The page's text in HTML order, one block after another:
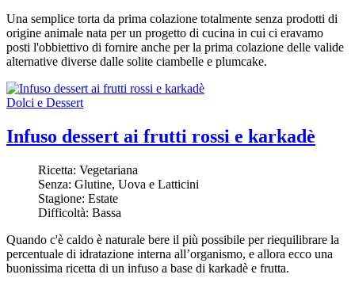
Una semplice torta da prima colazione totalmente senza prodotti di
origine animale nata per un progetto di cucina in cui ci eravamo
posti l'obbiettivo di fornire anche per la prima colazione delle valide
alternative diverse dalle solite ciambelle e plumcake.
Dolci e Dessert
Infuso dessert ai frutti rossi e karkadè
Ricetta: Vegetariana
Senza: Glutine, Uova e Latticini
Stagione: Estate
Difficoltà: Bassa
Quando c'è caldo è naturale bere il più possibile per riequilibrare la
percentuale di idratazione interna all’organismo, e allora ecco una
buonissima ricetta di un infuso a base di karkadè e frutta.